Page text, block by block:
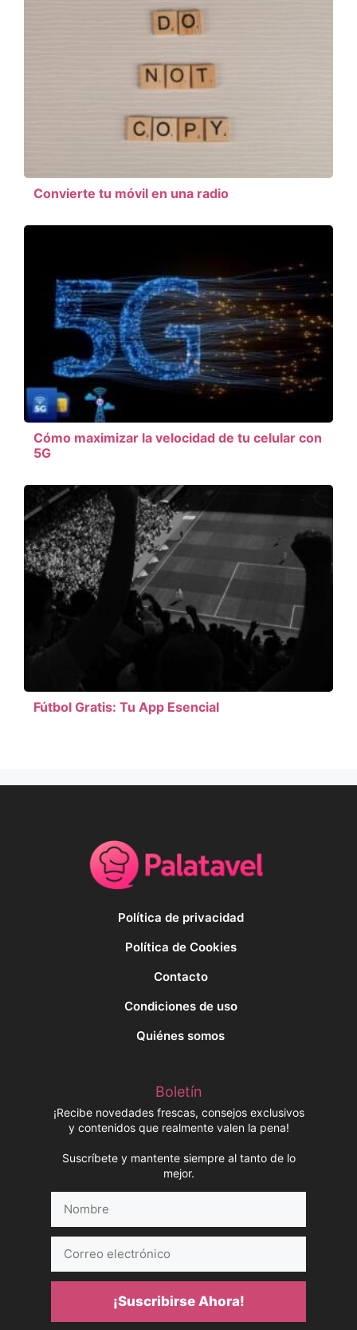
Convierte tu móvil en una radio
Cómo maximizar la velocidad de tu celular con
5G
Fútbol Gratis: Tu App Esencial
Política de privacidad
Política de Cookies
Contacto
Condiciones de uso
Quiénes somos
Boletín
¡Recibe novedades frescas, consejos exclusivos
y contenidos que realmente valen la pena!
Suscríbete y mantente siempre al tanto de lo
mejor.
electrónico
¡Suscribirse Ahora!